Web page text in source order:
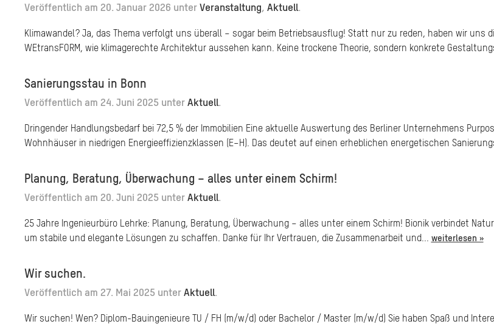
Veröffentlich am 20. Januar 2026 unter Veranstaltung, Aktuell.
Klimawandel? Ja, das Thema verfolgt uns überall – sogar beim Betriebsausflug! Statt nur zu reden, haben wir
WEtransFORM, wie klimagerechte Architektur aussehen kann. Keine trockene Theorie, sondern konkrete
Sanierungsstau in Bonn
Veröffentlich am 24. Juni 2025 unter Aktuell.
Dringender Handlungsbedarf bei 72,5 % der Immobilien Eine aktuelle Auswertung des Berliner Unternehmens
Wohnhäuser in niedrigen Energieeffizienzklassen (E–H). Das deutet auf einen erheblichen energetischen
Planung, Beratung, Überwachung – alles unter einem Schirm!
Veröffentlich am 20. Juni 2025 unter Aktuell.
25 Jahre Ingenieurbüro Lehrke: Planung, Beratung, Überwachung – alles unter einem Schirm! Bionik verbindet
um stabile und elegante Lösungen zu schaffen. Danke für Ihr Vertrauen, die Zusammenarbeit und... weiterlesen »
Wir suchen.
Veröffentlich am 27. Mai 2025 unter Aktuell.
Wir suchen! Wen? Diplom-Bauingenieure TU / FH (m/w/d) oder Bachelor / Master (m/w/d) Sie haben Spaß und